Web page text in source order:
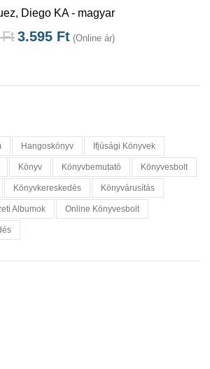
Diego KA - magyar
Ft3.595 Ft (Online ár)
Hangoskönyv Ifjúsági Könyvek
Könyv Könyvbemutató Könyvesbolt
Könyvkereskedés Könyvárusítás
Albumok Online Könyvesbolt